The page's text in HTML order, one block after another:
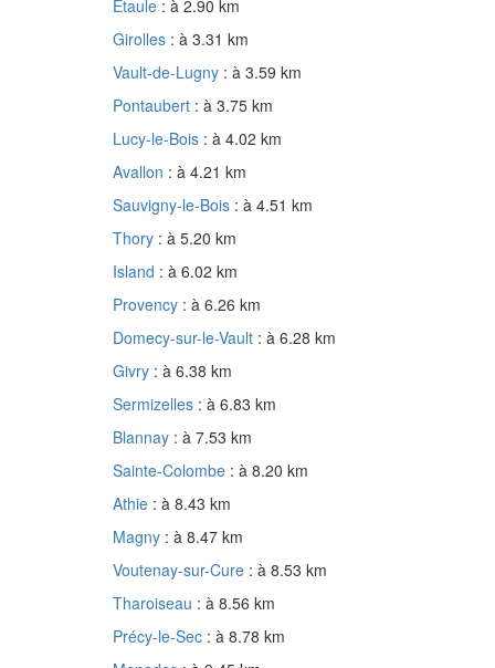
Étaule : à 2.90 km
Girolles : à 3.31 km
Vault-de-Lugny : à 3.59 km
Pontaubert : à 3.75 km
Lucy-le-Bois : à 4.02 km
Avallon : à 4.21 km
Sauvigny-le-Bois : à 4.51 km
Thory : à 5.20 km
Island : à 6.02 km
Provency : à 6.26 km
Domecy-sur-le-Vault : à 6.28 km
Givry : à 6.38 km
Sermizelles : à 6.83 km
Blannay : à 7.53 km
Sainte-Colombe : à 8.20 km
Athie : à 8.43 km
Magny : à 8.47 km
Voutenay-sur-Cure : à 8.53 km
Tharoiseau : à 8.56 km
Précy-le-Sec : à 8.78 km